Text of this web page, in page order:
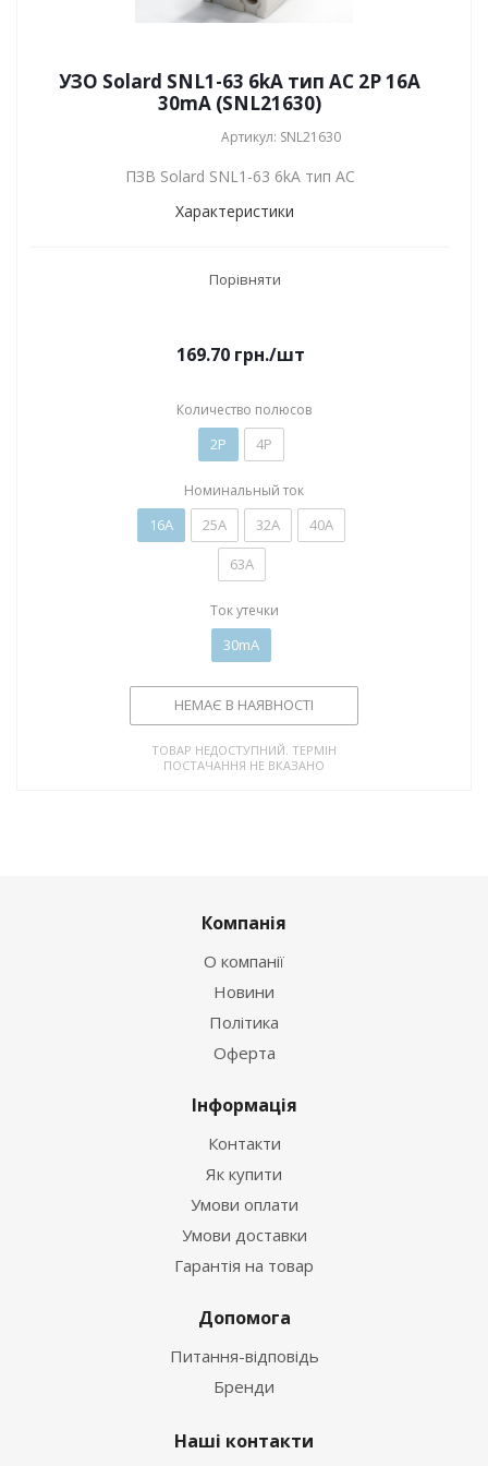
УЗО Solard SNL1-63 6kA тип АС 2P 16А
30mA (SNL21630)
Артикул: SNL21630
ПЗВ Solard SNL1-63 6kA тип АС
Характеристики
Порівняти
169.70грн./шт
Количество полюсов
2P 4P
Номинальный ток
16А 25А 32А
40А
63А
Ток утечки
30mA
НЕМАЄ В НАЯВНОСТІ
ТОВАР НЕДОСТУПНИЙ. ТЕРМІН
ПОСТАЧАННЯ НЕ ВКАЗАНО
Компанія
О компанії
Новини
Політика
Оферта
Інформація
Контакти
Як купити
Умови оплати
Умови доставки
Гарантія на товар
Допомога
Питання-відповідь
Бренди
Наші контакти